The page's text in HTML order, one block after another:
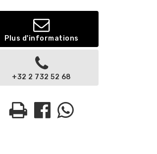
Plus d'informations
+32 2 732 52 68